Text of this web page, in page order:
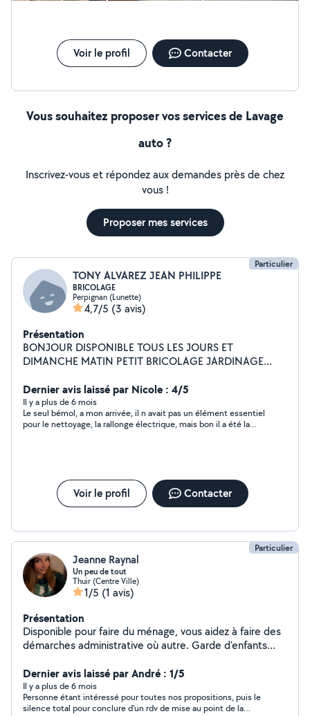
Voir le profil Contacter
Vous souhaitez proposer vos services de Lavage
auto ?
Inscrivez-vous et répondez aux demandes près de chez
vous !
Proposer mes services
Particulier
TONY ALVAREZ JEAN PHILIPPE
BRICOLAGE
Perpignan (Lunette)
4,7/5 (3 avis)
Présentation
BONJOUR DISPONIBLE TOUS LES JOURS ET
DIMANCHE MATIN PETIT BRICOLAGE JARDINAGE
DEPANNAGE PEINTURE REFECTION DE PIECES
COMPLETES GROS MENAGE ET RANGEMENT POSE DE
TRINGLES D ETAGERES ETC...ESSAYEZ....
Dernier avis laissé par Nicole : 4/5
Il y a plus de 6 mois
Le seul bémol, a mon arrivée, il n avait pas un élément essentiel
pour le nettoyage, la rallonge électrique, mais bon il a été la
Voir le profil Contacter
Particulier
Jeanne Raynal
Un peu de tout
Thuir (Centre Ville)
1/5 (1 avis)
Présentation
Disponible pour faire du ménage, vous aidez à faire des
démarches administrative où autre. Garde d'enfants
travaux maison N'hésitez pas à me contacter si besoin
Dernier avis laissé par André : 1/5
Il y a plus de 6 mois
Personne étant intéressé pour toutes nos propositions, puis le
silence total pour conclure d'un rdv de mise au point de la